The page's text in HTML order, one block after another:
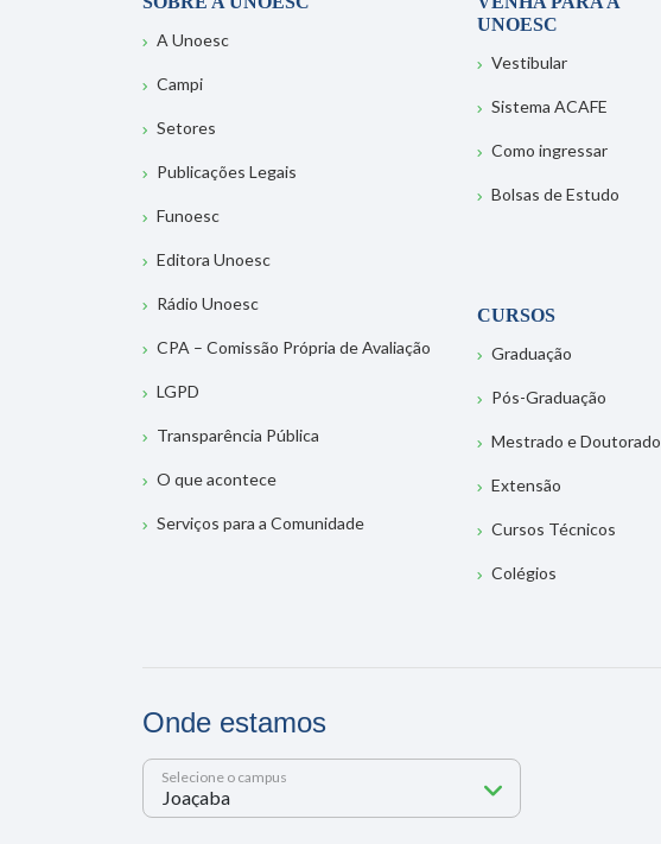
A Unoesc
Campi
Setores
Publicações Legais
Funoesc
Editora Unoesc
Rádio Unoesc
CPA – Comissão Própria de Avaliação
LGPD
Transparência Pública
O que acontece
Serviços para a Comunidade
UNOESC
Vestibular
Sistema ACAFE
Como ingressar
Bolsas de Estudo
CURSOS
Graduação
Pós-Graduação
Mestrado e Doutorado
Extensão
Cursos Técnicos
Colégios
Onde estamos
Selecione o campus